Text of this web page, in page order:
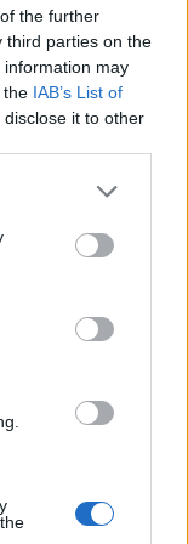
the further
third parties on the
information may
the IAB’s List of
it to other
Δημοφιλή
τις ηπείρους,
Χανίων
στην Ελλάδα"